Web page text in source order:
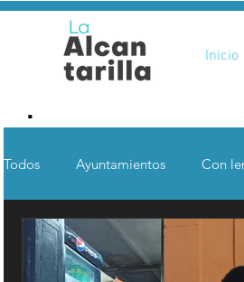
Inicio
.
Todos Ayuntamientos Con
Opinión Desde otras